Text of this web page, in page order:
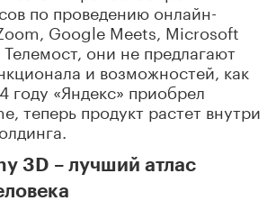
по проведению онлайн-
Google Meets, Microsoft
они не предлагают
и возможностей, как
году «Яндекс» приобрел
теперь продукт растет внутри
3D – лучший атлас